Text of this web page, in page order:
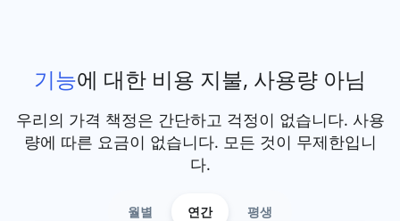
기능에 대한 비용 지불, 사용량 아님
우리의 가격 책정은 간단하고 걱정이 없습니다. 사용
량에 따른 요금이 없습니다. 모든 것이 무제한입니
다.
월별 연간 평생